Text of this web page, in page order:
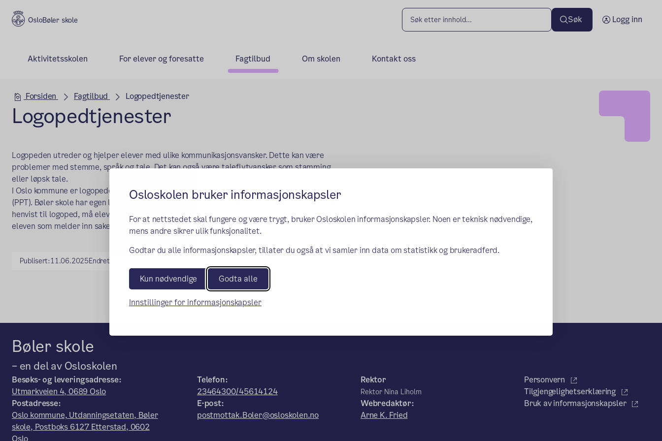
Osloskolen bruker informasjonskapsler
For at nettstedet skal fungere og være trygt, bruker Osloskolen informasjonskapsler. Noen er teknisk nødvendige,
mens andre sikrer ulik funksjonalitet.
Godtar du alle informasjonskapsler, tillater du også at vi samler inn data om statistikk og brukeradferd.
Kun nødvendige Godta alle
Innstillinger for informasjonskapsler
Bøler skole Søk Logg inn
Aktivitetsskolen For elever og foresatte Fagtilbud Om skolen Kontakt oss
Hovedseksjon
Forsiden Fagtilbud Logopedtjenester
Logopedtjenester
Logopeden utreder og hjelper elever med ulike kommunikasjonsvansker. Dette kan være
problemer med stemme, språk og tale. Det kan også være taleflytvansker som stamming
eller løpsk tale.
I Oslo kommune er logopedene organisert som en del av pedagogisk psykologisk tjeneste
(PPT). Bøler skole har egen logopedkontakt fra PPT som er på skolen en dag i uken. For å bli
henvist til logoped, må eleven først drøftes i skolen ressursteam. Det er kontaktlærer til
eleven som melder inn saken til ressursteam.
Publisert:11.06.2025Endret:
Bøler skole
– en del av Osloskolen
Besøks- og leveringsadresse:
Utmarkveien 4, 0689 Oslo
Postadresse:
Oslo kommune, Utdanningsetaten, Bøler
skole, Postboks 6127 Etterstad, 0602
Telefon:
23464300/45614124
E-post:
postmottak.Boler@osloskolen.no
Rektor
Rektor Nina Liholm
Webredaktør:
Arne K. Fried
Personvern
Tilgjengelighetserklæring
Bruk av informasjonskapsler